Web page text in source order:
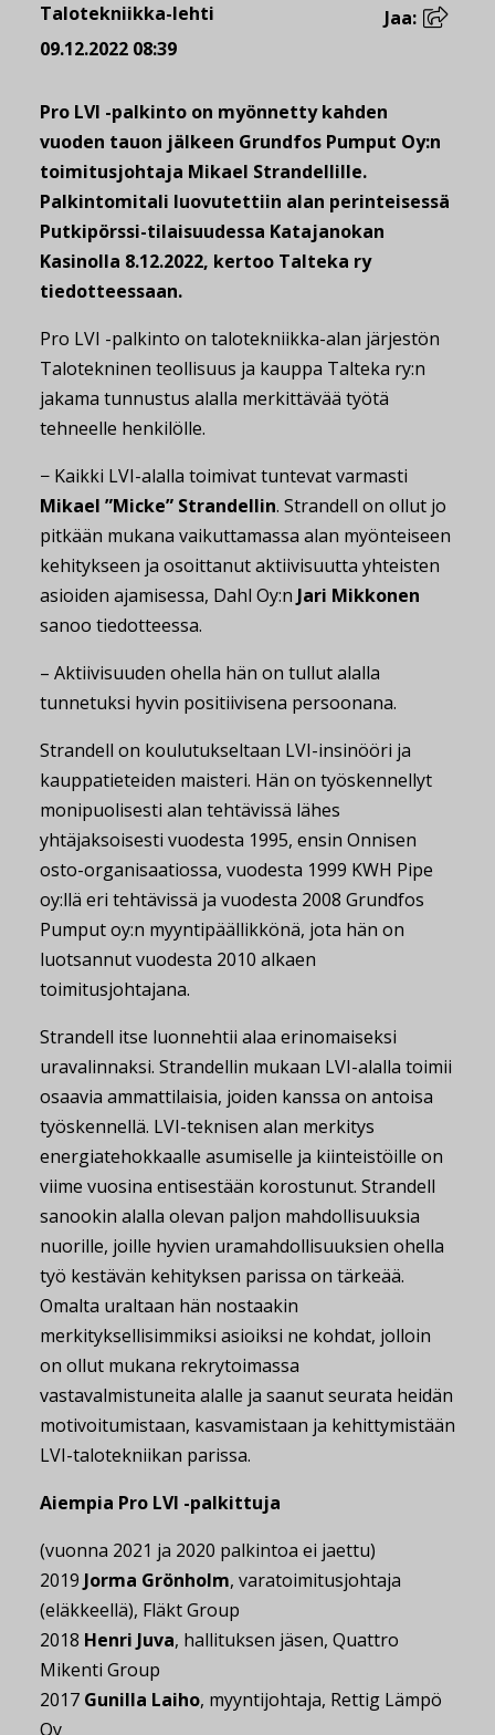
Talotekniikka-lehti
09.12.2022 08:39
Jaa:
Pro LVI -palkinto on myönnetty kahden
vuoden tauon jälkeen Grundfos Pumput Oy:n
toimitusjohtaja Mikael Strandellille.
Palkintomitali luovutettiin alan perinteisessä
Putkipörssi-tilaisuudessa Katajanokan
Kasinolla 8.12.2022, kertoo Talteka ry
tiedotteessaan.
Pro LVI -palkinto on talotekniikka-alan järjestön
Talotekninen teollisuus ja kauppa Talteka ry:n
jakama tunnustus alalla merkittävää työtä
tehneelle henkilölle.
− Kaikki LVI-alalla toimivat tuntevat varmasti
Mikael ”Micke” Strandellin. Strandell on ollut jo
pitkään mukana vaikuttamassa alan myönteiseen
kehitykseen ja osoittanut aktiivisuutta yhteisten
asioiden ajamisessa, Dahl Oy:n Jari Mikkonen
sanoo tiedotteessa.
– Aktiivisuuden ohella hän on tullut alalla
tunnetuksi hyvin positiivisena persoonana.
Strandell on koulutukseltaan LVI-insinööri ja
kauppatieteiden maisteri. Hän on työskennellyt
monipuolisesti alan tehtävissä lähes
yhtäjaksoisesti vuodesta 1995, ensin Onnisen
osto-organisaatiossa, vuodesta 1999 KWH Pipe
oy:llä eri tehtävissä ja vuodesta 2008 Grundfos
Pumput oy:n myyntipäällikkönä, jota hän on
luotsannut vuodesta 2010 alkaen
toimitusjohtajana.
Strandell itse luonnehtii alaa erinomaiseksi
uravalinnaksi. Strandellin mukaan LVI-alalla toimii
osaavia ammattilaisia, joiden kanssa on antoisa
työskennellä. LVI-teknisen alan merkitys
energiatehokkaalle asumiselle ja kiinteistöille on
viime vuosina entisestään korostunut. Strandell
sanookin alalla olevan paljon mahdollisuuksia
nuorille, joille hyvien uramahdollisuuksien ohella
työ kestävän kehityksen parissa on tärkeää.
Omalta uraltaan hän nostaakin
merkityksellisimmiksi asioiksi ne kohdat, jolloin
on ollut mukana rekrytoimassa
vastavalmistuneita alalle ja saanut seurata heidän
motivoitumistaan, kasvamistaan ja kehittymistään
LVI-talotekniikan parissa.
Aiempia Pro LVI -palkittuja
(vuonna 2021 ja 2020 palkintoa ei jaettu)
2019 Jorma Grönholm, varatoimitusjohtaja
(eläkkeellä), Fläkt Group
2018 Henri Juva, hallituksen jäsen, Quattro
Mikenti Group
2017 Gunilla Laiho, myyntijohtaja, Rettig Lämpö
Oy